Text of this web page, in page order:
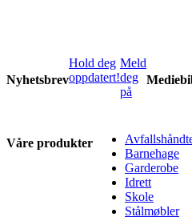
Nyhetsbrev
Hold deg
oppdatert!
Meld
deg
på
Våre produkter
Barnehage
Garderobe
Idrett
Skole
Stålmøbler